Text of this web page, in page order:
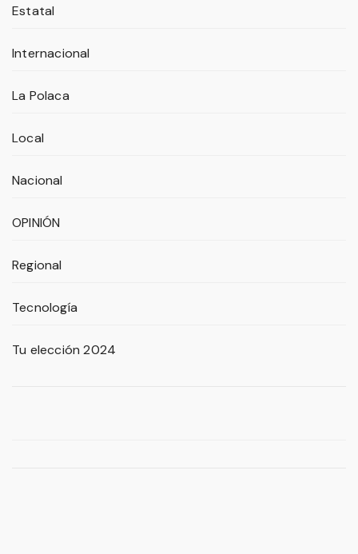
Estatal
Internacional
La Polaca
Local
Nacional
OPINIÓN
Regional
Tecnología
Tu elección 2024